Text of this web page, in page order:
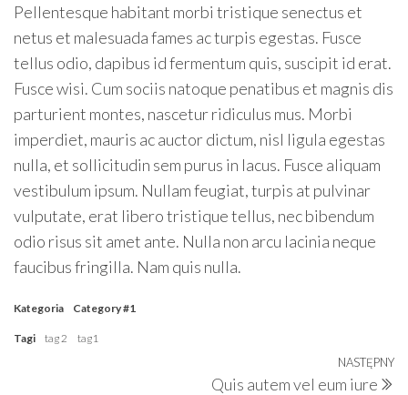
Pellentesque habitant morbi tristique senectus et
netus et malesuada fames ac turpis egestas. Fusce
tellus odio, dapibus id fermentum quis, suscipit id erat.
Fusce wisi. Cum sociis natoque penatibus et magnis dis
parturient montes, nascetur ridiculus mus. Morbi
imperdiet, mauris ac auctor dictum, nisl ligula egestas
nulla, et sollicitudin sem purus in lacus. Fusce aliquam
vestibulum ipsum. Nullam feugiat, turpis at pulvinar
vulputate, erat libero tristique tellus, nec bibendum
odio risus sit amet ante. Nulla non arcu lacinia neque
faucibus fringilla. Nam quis nulla.
Kategoria Category #1
Tagi tag 2 tag1
NASTĘPNY
Quis autem vel eum iure